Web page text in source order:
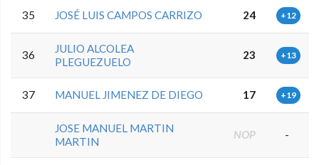
35 JOSÉ LUIS CAMPOS CARRIZO 24 +12
36
JULIO ALCOLEA
PLEGUEZUELO
23 +13
37 MANUEL JIMENEZ DE DIEGO 17 +19
JOSE MANUEL MARTIN
MARTIN
NOP -